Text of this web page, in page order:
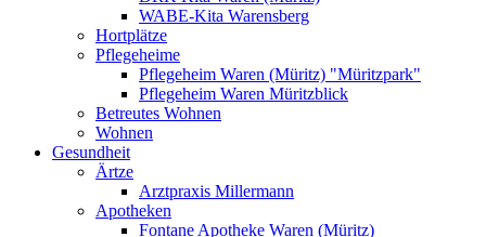
WABE-Kita Warensberg
Hortplätze
Pflegeheime
Pflegeheim Waren (Müritz) "Müritzpark"
Pflegeheim Waren Müritzblick
Betreutes Wohnen
Wohnen
Gesundheit
Ärtze
Arztpraxis Millermann
Apotheken
Fontane Apotheke Waren (Müritz)